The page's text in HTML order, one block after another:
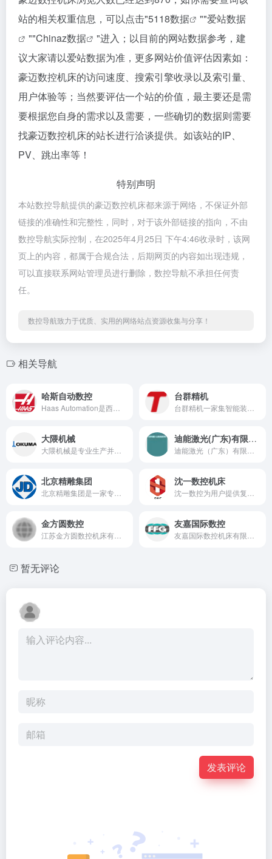
站的相关权重信息，可以点击"5118数据 ""爱站数据
""Chinaz数据
"进入；以目前的网站数据参考，建
议大家请以爱站数据为准，更多网站价值评估因素如：
豪迈数控机床的访问速度、搜索引擎收录以及索引量、
用户体验等；当然要评估一个站的价值，最主要还是需
要根据您自身的需求以及需要，一些确切的数据则需要
找豪迈数控机床的站长进行洽谈提供。如该站的IP、
PV、跳出率等！
特别声明
本站数控导航提供的豪迈数控机床都来源于网络，不保证外部
链接的准确性和完整性，同时，对于该外部链接的指向，不由
数控导航实际控制，在2025年4月25日 下午4:46收录时，该网
页上的内容，都属于合规合法，后期网页的内容如出现违规，
可以直接联系网站管理员进行删除，数控导航不承担任何责
任。
数控导航致力于优质、实用的网络站点资源收集与分享！
相关导航
哈斯自动数控 台群精机
大隈机械 迪能激光(广东)有限公司
北京精雕集团 沈一数控机床
金方圆数控 友嘉国际数控
暂无评论
发表评论